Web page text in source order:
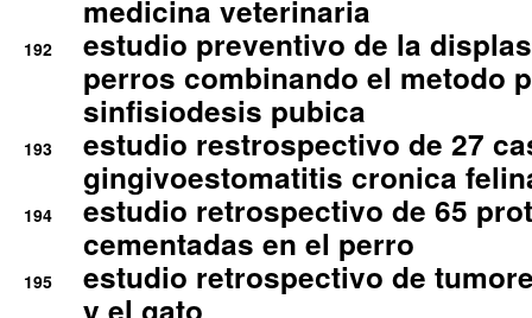
medicina veterinaria
192
estudio preventivo de la
perros combinando el metodo
sinfisiodesis pubica
193
estudio restrospectivo de 27
gingivoestomatitis cronica
194
estudio retrospectivo de 65
cementadas en el perro
195
estudio retrospectivo de
y el gato